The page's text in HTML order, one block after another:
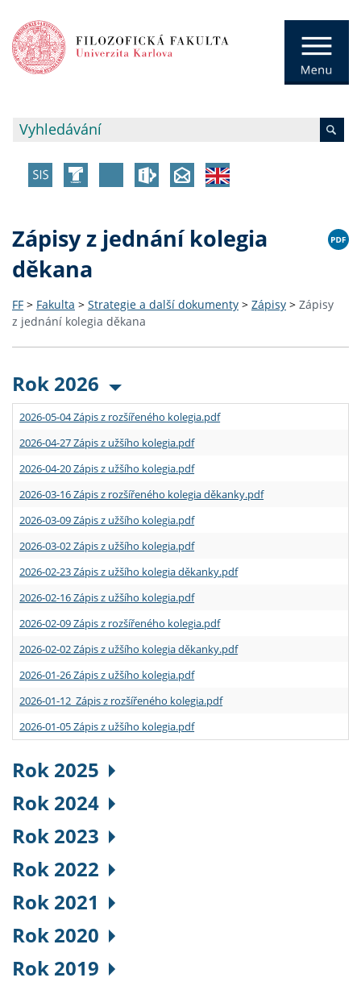
Zápisy z jednání kolegia
děkana
FF > Fakulta > Strategie a další dokumenty > Zápisy > Zápisy
z jednání kolegia děkana
Rok 2026
2026-05-04 Zápis z rozšířeného kolegia.pdf
2026-04-27 Zápis z užšího kolegia.pdf
2026-04-20 Zápis z užšího kolegia.pdf
2026-03-16 Zápis z rozšířeného kolegia děkanky.pdf
2026-03-09 Zápis z užšího kolegia.pdf
2026-03-02 Zápis z užšího kolegia.pdf
2026-02-23 Zápis z užšího kolegia děkanky.pdf
2026-02-16 Zápis z užšího kolegia.pdf
2026-02-09 Zápis z rozšířeného kolegia.pdf
2026-02-02 Zápis z užšího kolegia děkanky.pdf
2026-01-26 Zápis z užšího kolegia.pdf
2026-01-12 Zápis z rozšířeného kolegia.pdf
2026-01-05 Zápis z užšího kolegia.pdf
Rok 2025
Rok 2024
Rok 2023
Rok 2022
Rok 2021
Rok 2020
Rok 2019